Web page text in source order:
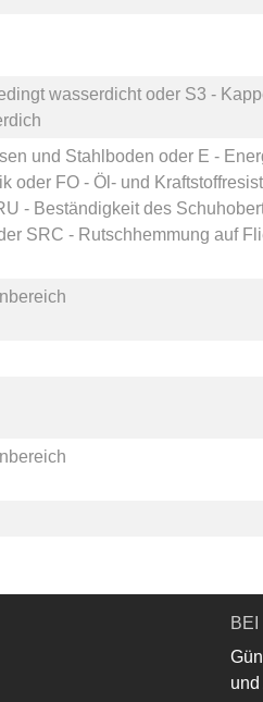
wasserdichtoder S3 -
und Stahlboden oder E -
oder FO - Öl- und
- Beständigkeit des
SRC - Rutschhemmung auf
BEI